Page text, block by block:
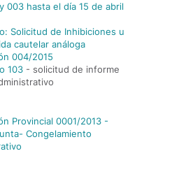
003 hasta el día 15 de abril
Solicitud de Inhibiciones u
cautelar análoga
004/2015
103 - solicitud de informe
Provincial 0001/2013 -
Congelamiento